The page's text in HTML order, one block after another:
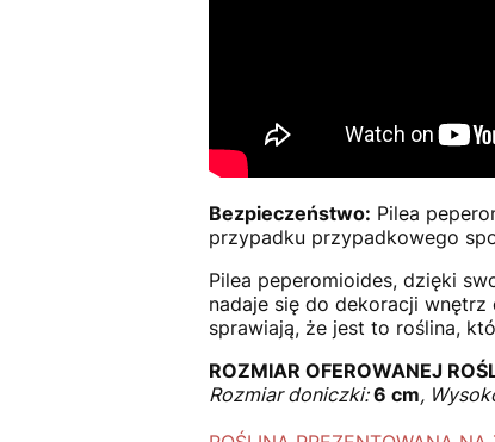
Bezpieczeństwo: Pilea
przypadku przypadkowego
Pilea peperomioides, dzięki
nadaje się do dekoracji
sprawiają, że jest to roślina,
ROZMIAR OFEROWANEJ
Rozmiar doniczki:6 cm,